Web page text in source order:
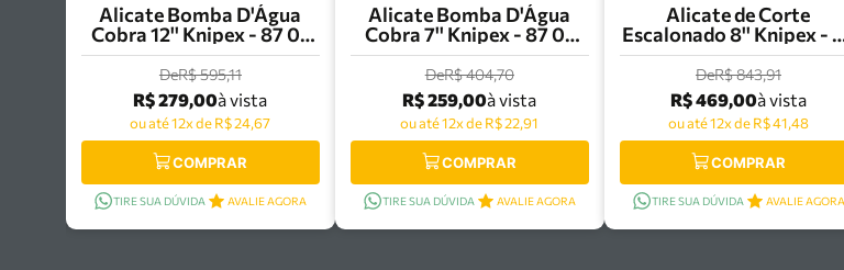
Alicate Bomba D'Água
Cobra 12'' Knipex - 87 01
300
DeR$ 595,11
R$ 279,00à vista
ou até 12x de R$ 24,67
COMPRAR
TIRE SUA DÚVIDA AVALIE AGORA
Alicate Bomba D'Água
Cobra 7'' Knipex - 87 01
180
DeR$ 404,70
R$ 259,00à vista
ou até 12x de R$ 22,91
COMPRAR
TIRE SUA DÚVIDA AVALIE AGORA
Alicate de Corte
Escalonado 8'' Knipex -
12 225
DeR$ 843,91
R$ 469,00à vista
ou até 12x de R$ 41,48
COMPRAR
TIRE SUA DÚVIDA AVALIE AGORA